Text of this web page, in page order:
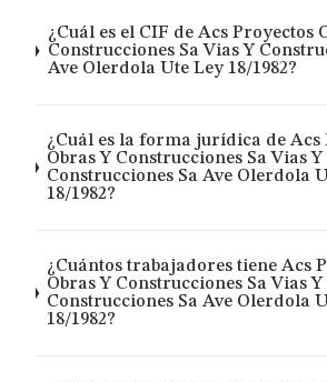
¿Cuál es el CIF de Acs Proyectos
Construcciones Sa Vias Y
Ave Olerdola Ute Ley 18/1982?
¿Cuál es la forma jurídica de Acs
Obras Y Construcciones Sa Vias Y
Construcciones Sa Ave Olerdola
18/1982?
¿Cuántos trabajadores tiene Acs
Obras Y Construcciones Sa Vias Y
Construcciones Sa Ave Olerdola
18/1982?